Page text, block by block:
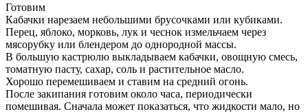
Готовим
Кабачки нарезаем небольшими брусочками или кубиками.
Перец, яблоко, морковь, лук и чеснок измельчаем через
мясорубку или блендером до однородной массы.
В большую кастрюлю выкладываем кабачки, овощную смесь,
томатную пасту, сахар, соль и растительное масло.
Хорошо перемешиваем и ставим на средний огонь.
После закипания готовим около часа, периодически
помешивая. Сначала может показаться, что жидкости мало, но